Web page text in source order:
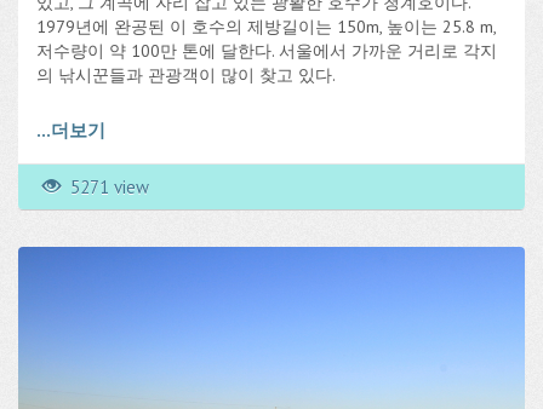
1979년에 완공된 이 호수의 제방길이는 150m, 높이는 25.8 m,
저수량이 약 100만 톤에 달한다. 서울에서 가까운 거리로 각지
의 낚시꾼들과 관광객이 많이 찾고 있다.
...더보기
5271 view